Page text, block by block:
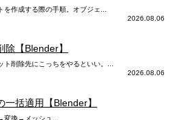
を作成する際の手順。オブジェ...
2026.08.06
【Blender】
ト削除先にこっちをやるといい。...
2026.08.06
一括適用【Blender】
変換→メッシュ...